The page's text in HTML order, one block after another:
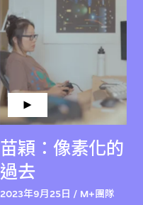
苗穎：像素化的
過去
2023年9月25日 / M+團隊